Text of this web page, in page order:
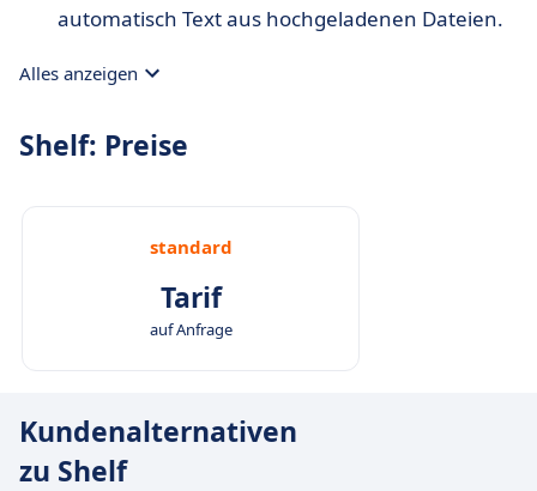
automatisch Text aus hochgeladenen Dateien.
Alles anzeigen
Shelf: Preise
standard
Tarif
auf Anfrage
Kundenalternativen
zu Shelf